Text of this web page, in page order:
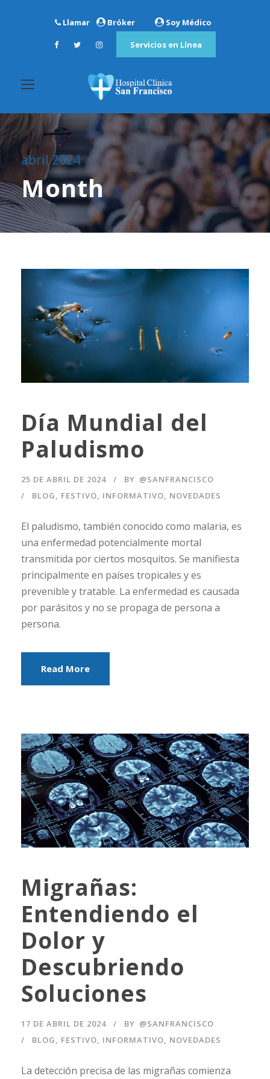
Llamar Bróker Soy Médico
Servicios en Línea
abril 2024
Month
Día Mundial del
Paludismo
25 DE ABRIL DE 2024 BY @SANFRANCISCO
BLOG, FESTIVO, INFORMATIVO, NOVEDADES
El paludismo, también conocido como malaria, es
una enfermedad potencialmente mortal
transmitida por ciertos mosquitos. Se manifiesta
principalmente en países tropicales y es
prevenible y tratable. La enfermedad es causada
por parásitos y no se propaga de persona a
persona.
Read More
Migrañas:
Entendiendo el
Dolor y
Descubriendo
Soluciones
17 DE ABRIL DE 2024 BY @SANFRANCISCO
BLOG, FESTIVO, INFORMATIVO, NOVEDADES
La detección precisa de las migrañas comienza